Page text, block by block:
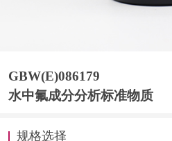
GBW(E)086179
水中氟成分分析标准物质
规格选择
知识交流